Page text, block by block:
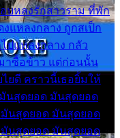
บหลงรักสาวราม ที่พัก
งแหลงกลาง ถูกสเป็ก
ปแหลงกลาง กลัว
าซื้อข้าว แต่ก่อนนั้น
ไยดี คราวนี้เธอยิ้มให้
นสุดยอด มันสุดยอด
นสุดยอด มันสุดยอด
นสุดยอด มันสุดยอด